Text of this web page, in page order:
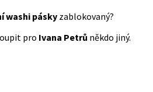
washi pásky zablokovaný?
pro Ivana Petrů někdo jiný.